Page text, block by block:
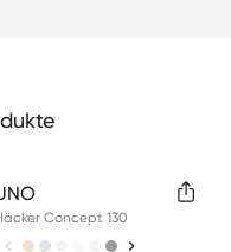
Concept 130
colors